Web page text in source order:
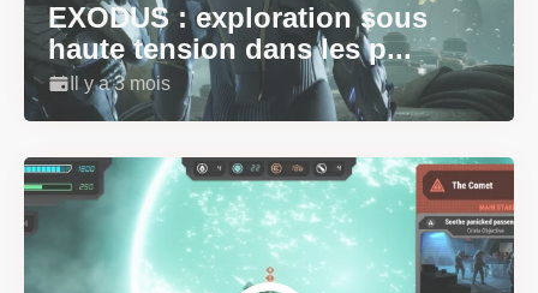
EXODUS : exploration sous
haute tension dans les p...
Il y a 3 mois